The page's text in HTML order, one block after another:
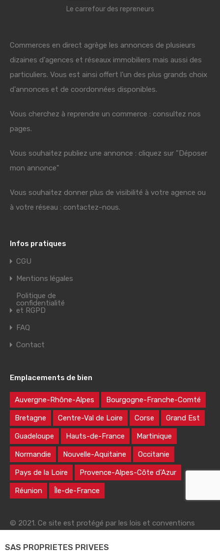
Le carrefour des repreneurs
Commerces en direct agrège les annonces de plusieurs
dizaines d'agences et réseaux immobiliers mais aussi des
particuliers. Vous est ainsi offert l'un des plus grands choix
d'annonces et de coordonnées disponibles.
Vous cherchez à reprendre un commerce : consultez nos
pages.
Vous souhaitez publiez une annonce : cliquez sur "Déposer
mon annonce"
Vous souhaitez donner plus de visibilité à votre agence ou
à votre réseau : contactez-nous.
Infos pratiques
CGU
Mentions légales
Politique de
confidentialité
et RGPD
FAQ
Contact
Emplacements de bien
Auvergne-Rhône-Alpes Bourgogne-Franche-Comté
Bretagne Centre-Val de Loire Corse Grand Est
Guadeloupe Hauts-de-France Martinique
Normandie Nouvelle-Aquitaine Occitanie
Pays de la Loire Provence-Alpes-Côte d’Azur
Réunion Île-de-France
© 2021. Ce site est protégé par les lois et conventions
SAS PROPRIETES PRIVEES